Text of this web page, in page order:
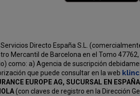
Directo España S.L.
Mercantil de Barcelona en el Tomo
como: a) Agencia de suscripción
que puede consultar en la web
EUROPE AG, SUCURSAL EN
(con claves de registro en la Dirección